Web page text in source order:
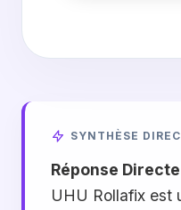
SYNTHÈSE
Réponse
UHU Rollafix est